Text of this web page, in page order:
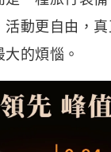
活動更自由，
的煩惱。